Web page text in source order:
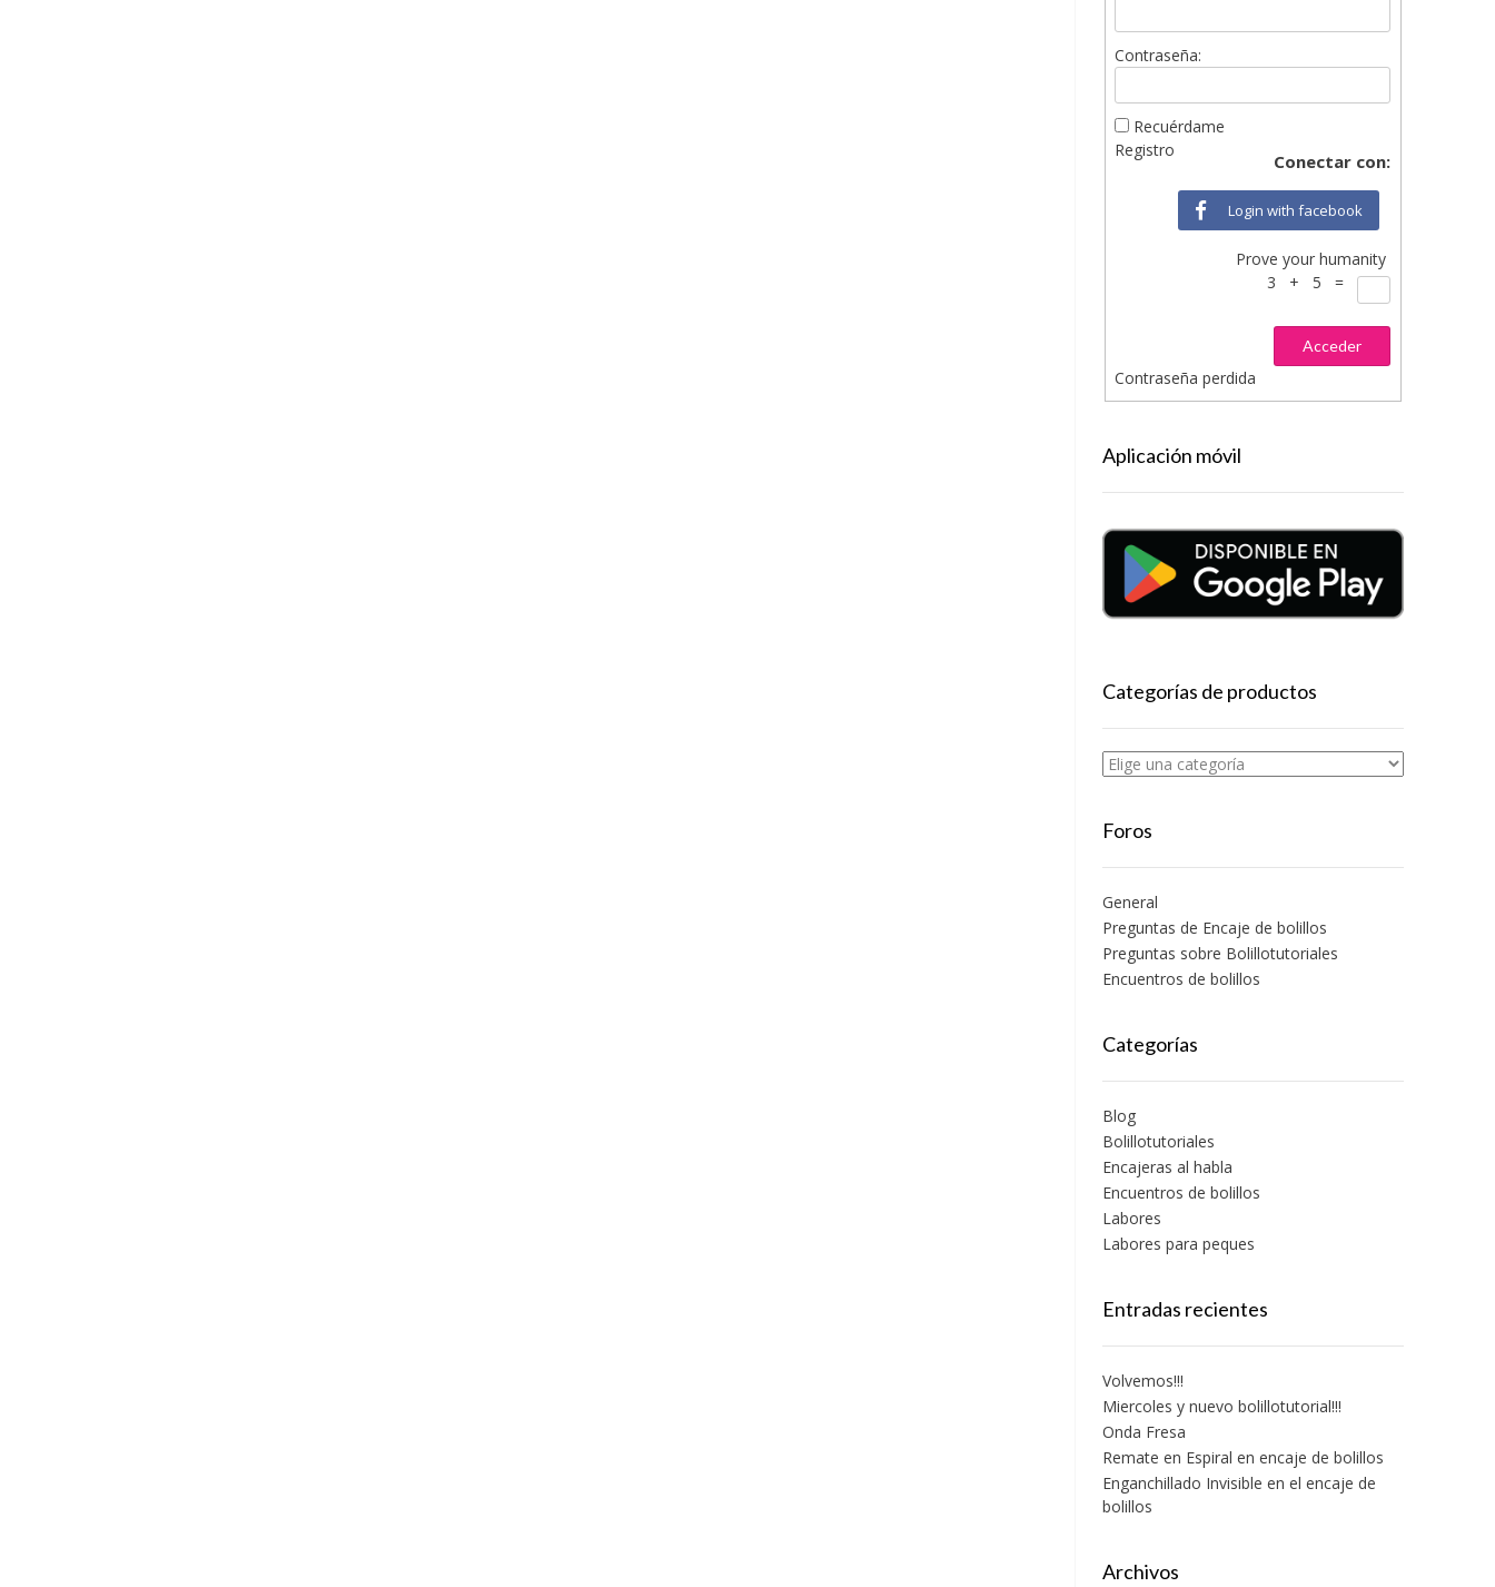
Contraseña:
Recuérdame
Conectar con:
Login with facebook
Prove your humanity
3 + 5 =
Acceder
Registro
Contraseña perdida
Aplicación móvil
Categorías de productos
Foros
General
Preguntas de Encaje de bolillos
Preguntas sobre Bolillotutoriales
Encuentros de bolillos
Categorías
Blog
Bolillotutoriales
Encajeras al habla
Encuentros de bolillos
Labores
Labores para peques
Entradas recientes
Volvemos!!!
Miercoles y nuevo bolillotutorial!!!
Onda Fresa
Remate en Espiral en encaje de bolillos
Enganchillado Invisible en el encaje de
bolillos
Archivos